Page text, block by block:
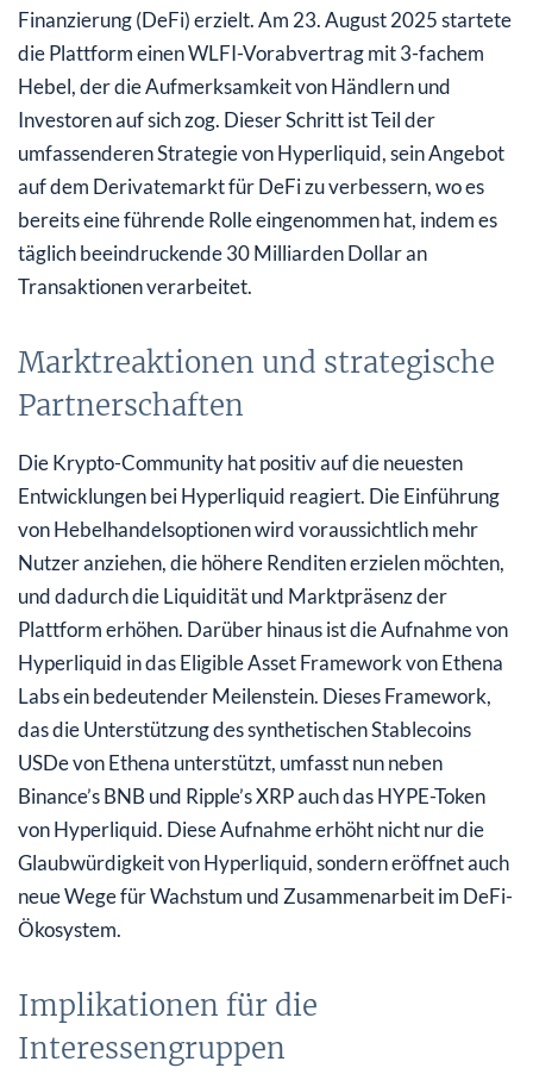
Finanzierung (DeFi) erzielt. Am 23. August 2025 startete
die Plattform einen WLFI-Vorabvertrag mit 3-fachem
Hebel, der die Aufmerksamkeit von Händlern und
Investoren auf sich zog. Dieser Schritt ist Teil der
umfassenderen Strategie von Hyperliquid, sein Angebot
auf dem Derivatemarkt für DeFi zu verbessern, wo es
bereits eine führende Rolle eingenommen hat, indem es
täglich beeindruckende 30 Milliarden Dollar an
Transaktionen verarbeitet.
Marktreaktionen und strategische
Partnerschaften
Die Krypto-Community hat positiv auf die neuesten
Entwicklungen bei Hyperliquid reagiert. Die Einführung
von Hebelhandelsoptionen wird voraussichtlich mehr
Nutzer anziehen, die höhere Renditen erzielen möchten,
und dadurch die Liquidität und Marktpräsenz der
Plattform erhöhen. Darüber hinaus ist die Aufnahme von
Hyperliquid in das Eligible Asset Framework von Ethena
Labs ein bedeutender Meilenstein. Dieses Framework,
das die Unterstützung des synthetischen Stablecoins
USDe von Ethena unterstützt, umfasst nun neben
Binance’s BNB und Ripple’s XRP auch das HYPE-Token
von Hyperliquid. Diese Aufnahme erhöht nicht nur die
Glaubwürdigkeit von Hyperliquid, sondern eröffnet auch
neue Wege für Wachstum und Zusammenarbeit im DeFi-
Ökosystem.
Implikationen für die
Interessengruppen